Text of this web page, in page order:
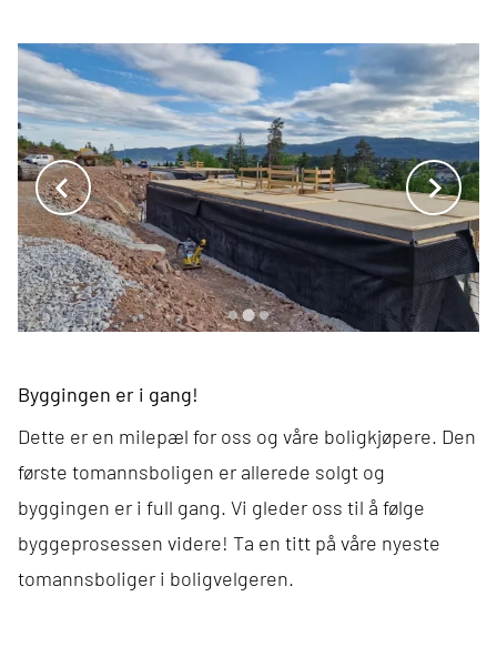
Byggingen er i gang!
Dette er en milepæl for oss og våre boligkjøpere. Den
første tomannsboligen er allerede solgt og
byggingen er i full gang. Vi gleder oss til å følge
byggeprosessen videre! Ta en titt på våre nyeste
tomannsboliger i boligvelgeren.